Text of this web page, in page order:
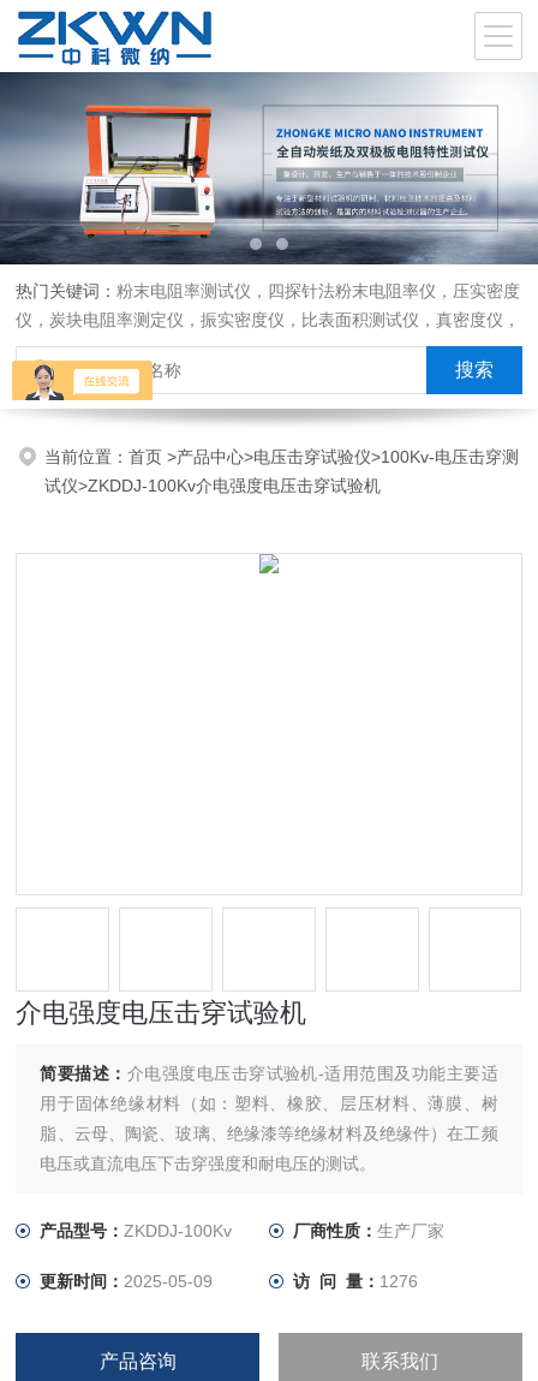
热门关键词：粉末电阻率测试仪，四探针法粉末电阻率仪，压实密度
仪，炭块电阻率测定仪，振实密度仪，比表面积测试仪，真密度仪，
炭块热膨胀仪，炭块透气率仪，炭块二氧化碳反应测定仪
当前位置：首页>产品中心>电压击穿试验仪>100Kv-电压击穿测
试仪>ZKDDJ-100Kv介电强度电压击穿试验机
介电强度电压击穿试验机
简要描述： 介电强度电压击穿试验机-适用范围及功能主要适
用于固体绝缘材料（如：塑料、橡胶、层压材料、薄膜、树
脂、云母、陶瓷、玻璃、绝缘漆等绝缘材料及绝缘件）在工频
电压或直流电压下击穿强度和耐电压的测试。
产品型号：ZKDDJ-100Kv 厂商性质： 生产厂家
更新时间： 2025-05-09 访 问 量： 1276
产品咨询 联系我们